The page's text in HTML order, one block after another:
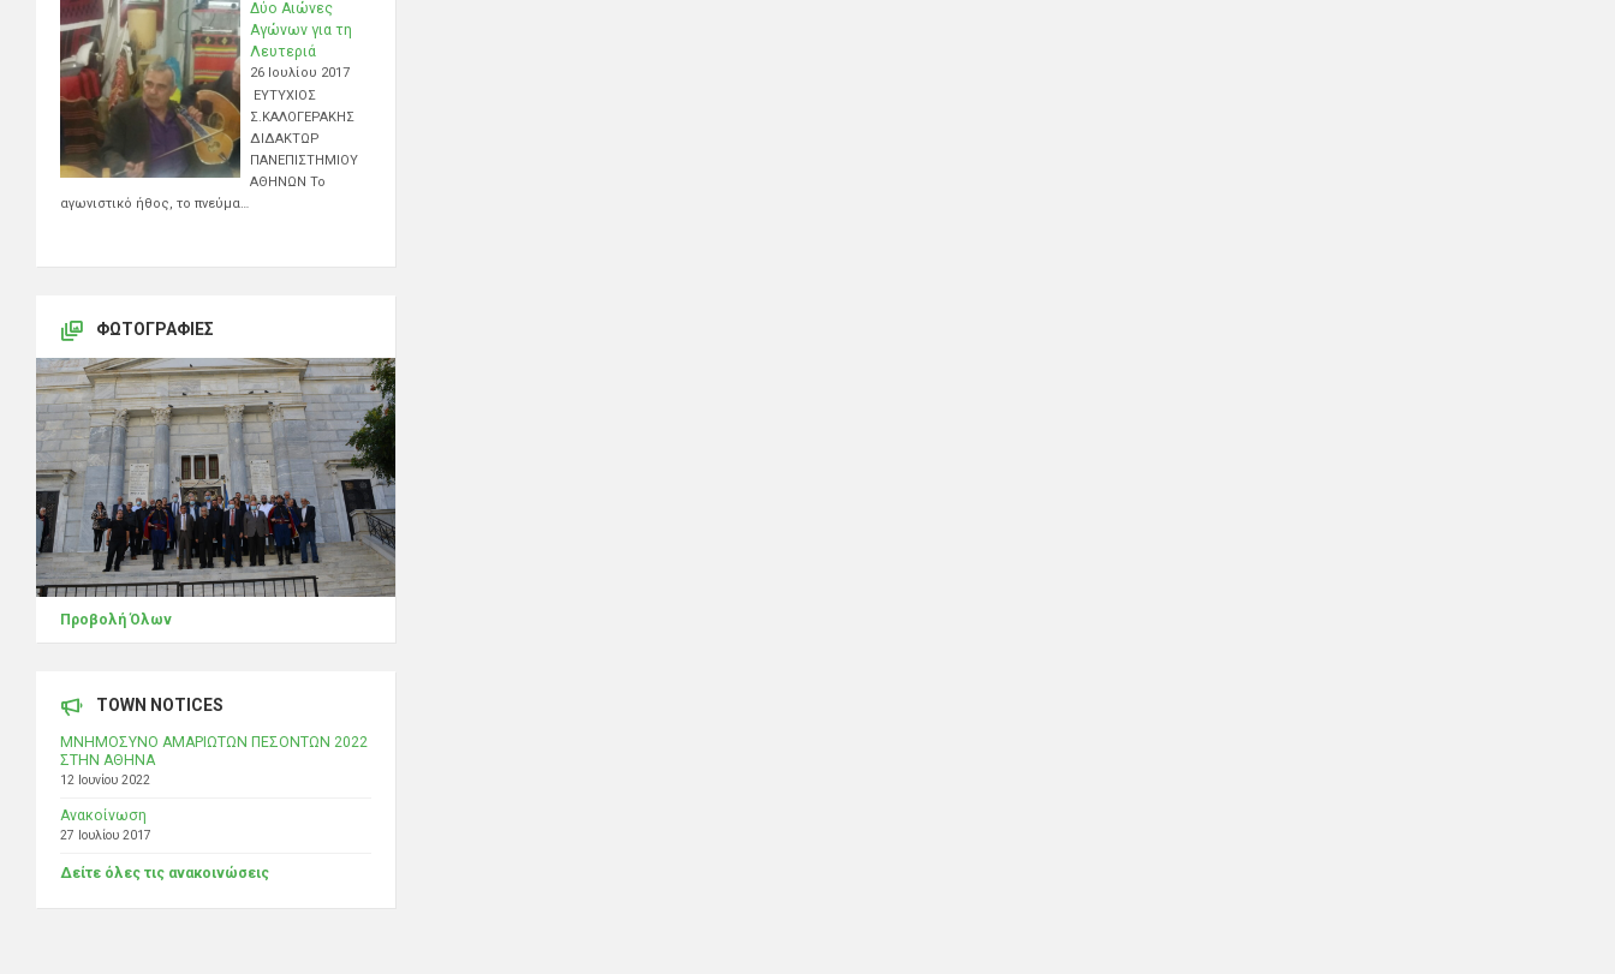
Δύο Αιώνες
Αγώνων για τη
Λευτεριά
26 Ιουλίου 2017
ΕΥΤΥΧΙΟΣ
Σ.ΚΑΛΟΓΕΡΑΚΗΣ
ΔΙΔΑΚΤΩΡ
ΠΑΝΕΠΙΣΤΗΜΙΟΥ
ΑΘΗΝΩΝ Το
αγωνιστικό ήθος, το πνεύμα…
ΦΩΤΟΓΡΑΦΊΕΣ
Προβολή Όλων
TOWN NOTICES
ΜΝΗΜΟΣΥΝΟ ΑΜΑΡΙΩΤΩΝ ΠΕΣΟΝΤΩΝ 2022
ΣΤΗΝ ΑΘΗΝΑ
12 Ιουνίου 2022
Ανακοίνωση
27 Ιουλίου 2017
Δείτε όλες τις ανακοινώσεις